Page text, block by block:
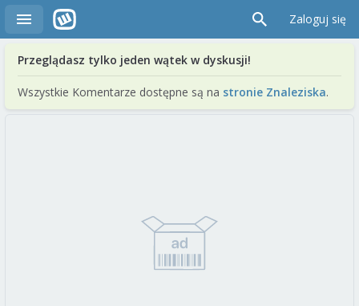
Zaloguj się
Przeglądasz tylko jeden wątek w dyskusji!
Wszystkie Komentarze dostępne są na stronie Znaleziska.